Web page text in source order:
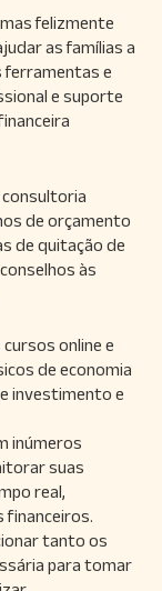
felizmente
as famílias a
ferramentas e
e suporte
consultoria
de orçamento
de quitação de
às
cursos online e
de economia
investimento e
inúmeros
suas
real,
financeiros.
tanto os
para tomar